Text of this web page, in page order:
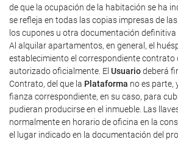
de que la ocupación de la habitación se ha
se refleja en todas las copias impresas de
los cupones u otra documentación definitiva
Al alquilar apartamentos, en general, el
establecimiento el correspondiente contrato
autorizado oficialmente. El Usuariodeberá
Contrato, del que la Plataforma no es parte,
fianza correspondiente, en su caso, para
pudieran producirse en el inmueble. Las
normalmente en horario de oficina en la
el lugar indicado en la documentación del